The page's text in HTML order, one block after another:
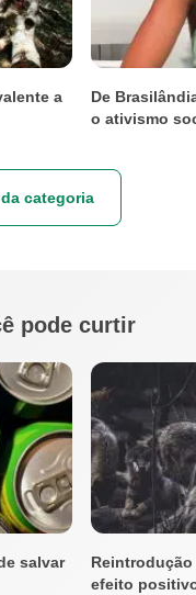
a
De
o ativismo
categoria
pode curtir
salvar
efeito